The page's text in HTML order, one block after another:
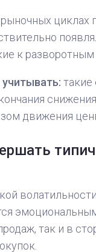
циклах
к разворотным
такие
движения
так и в